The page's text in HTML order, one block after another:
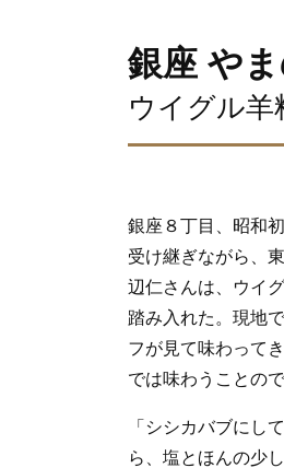
k
銀座 や
ウイグル羊
銀座８丁目、昭和
受け継ぎながら、
辺仁さんは、ウイ
踏み入れた。現地
フが見て味わって
では味わうことの
「シシカバブにし
ら、塩とほんの少